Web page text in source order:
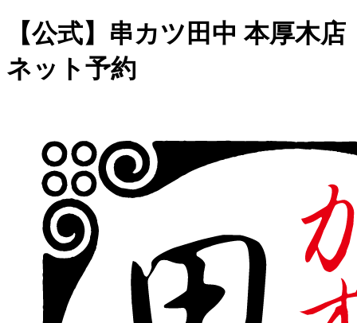
【公式】串カツ田中 本厚木店
ネット予約